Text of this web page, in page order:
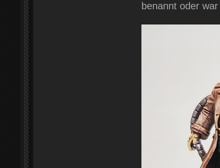
benannt oder